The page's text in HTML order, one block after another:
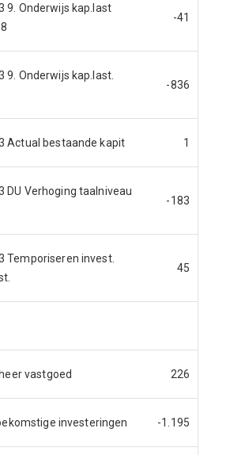
9. Onderwijs kap.last
-41
9. Onderwijs kap.last.
-836
Actual bestaande kapit 1
DU Verhoging taalniveau
-183
Temporiseren invest.
45
vastgoed 226
investeringen -1.195